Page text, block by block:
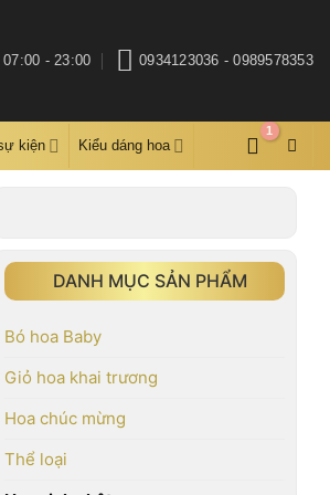
07:00 - 23:00 0934123036 - 0989578353
kiện Kiểu dáng hoa
DANH MỤC SẢN PHẨM
Bó hoa Baby
Giỏ hoa khai trương
Hoa chúc mừng
Thể loại